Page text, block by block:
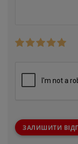
ЗАЛИШИТИ